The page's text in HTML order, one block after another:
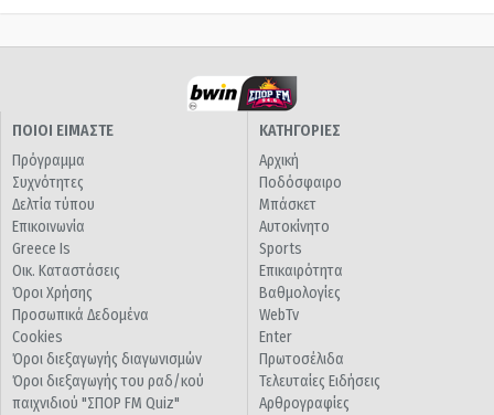
ΠΟΙΟΙ ΕΙΜΑΣΤΕ
Πρόγραμμα
Συχνότητες
Δελτία τύπου
Επικοινωνία
Greece Is
Οικ. Καταστάσεις
Όροι Χρήσης
Προσωπικά Δεδομένα
Cookies
Όροι διεξαγωγής διαγωνισμών
Όροι διεξαγωγής του ραδ/κού
παιχνιδιού "ΣΠΟΡ FM Quiz"
ΚΑΤΗΓΟΡΙΕΣ
Αρχική
Ποδόσφαιρο
Μπάσκετ
Αυτοκίνητο
Sports
Επικαιρότητα
Βαθμολογίες
WebTv
Enter
Πρωτοσέλιδα
Τελευταίες Ειδήσεις
Αρθρογραφίες